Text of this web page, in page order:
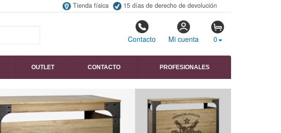
Tienda física 15 días de derecho de devolución
Contacto Mi cuenta 0
OUTLET CONTACTO PROFESIONALES